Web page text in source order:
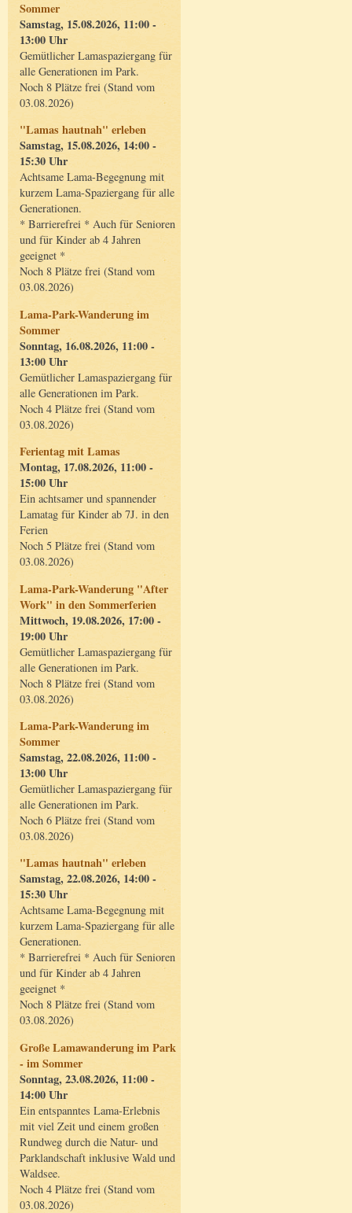
Sommer
Samstag, 15.08.2026, 11:00 -
13:00 Uhr
Gemütlicher Lamaspaziergang für
alle Generationen im Park.
Noch 8 Plätze frei (Stand vom
03.08.2026)
"Lamas hautnah" erleben
Samstag, 15.08.2026, 14:00 -
15:30 Uhr
Achtsame Lama-Begegnung mit
kurzem Lama-Spaziergang für alle
Generationen.
* Barrierefrei * Auch für Senioren
und für Kinder ab 4 Jahren
geeignet *
Noch 8 Plätze frei (Stand vom
03.08.2026)
Lama-Park-Wanderung im
Sommer
Sonntag, 16.08.2026, 11:00 -
13:00 Uhr
Gemütlicher Lamaspaziergang für
alle Generationen im Park.
Noch 4 Plätze frei (Stand vom
03.08.2026)
Ferientag mit Lamas
Montag, 17.08.2026, 11:00 -
15:00 Uhr
Ein achtsamer und spannender
Lamatag für Kinder ab 7J. in den
Ferien
Noch 5 Plätze frei (Stand vom
03.08.2026)
Lama-Park-Wanderung "After
Work" in den Sommerferien
Mittwoch, 19.08.2026, 17:00 -
19:00 Uhr
Gemütlicher Lamaspaziergang für
alle Generationen im Park.
Noch 8 Plätze frei (Stand vom
03.08.2026)
Lama-Park-Wanderung im
Sommer
Samstag, 22.08.2026, 11:00 -
13:00 Uhr
Gemütlicher Lamaspaziergang für
alle Generationen im Park.
Noch 6 Plätze frei (Stand vom
03.08.2026)
"Lamas hautnah" erleben
Samstag, 22.08.2026, 14:00 -
15:30 Uhr
Achtsame Lama-Begegnung mit
kurzem Lama-Spaziergang für alle
Generationen.
* Barrierefrei * Auch für Senioren
und für Kinder ab 4 Jahren
geeignet *
Noch 8 Plätze frei (Stand vom
03.08.2026)
Große Lamawanderung im Park
- im Sommer
Sonntag, 23.08.2026, 11:00 -
14:00 Uhr
Ein entspanntes Lama-Erlebnis
mit viel Zeit und einem großen
Rundweg durch die Natur- und
Parklandschaft inklusive Wald und
Waldsee.
Noch 4 Plätze frei (Stand vom
03.08.2026)